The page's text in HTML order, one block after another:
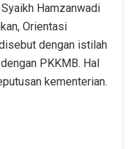
Hamzanwadi
Orientasi
dengan istilah
PKKMB. Hal
kementerian.